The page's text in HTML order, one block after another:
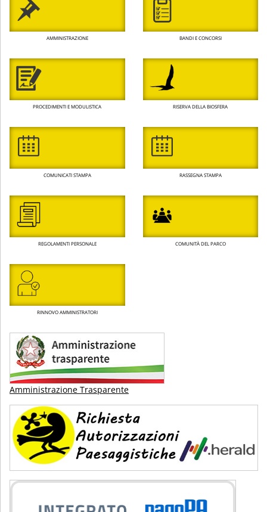
AMMINISTRAZIONE BANDI E CONCORSI
PROCEDIMENTI E MODULISTICA RISERVA DELLA BIOSFERA
COMUNICATI STAMPA RASSEGNA STAMPA
REGOLAMENTI PERSONALE COMUNITÀ DEL PARCO
RINNOVO AMMINISTRATORI
Amministrazione Trasparente